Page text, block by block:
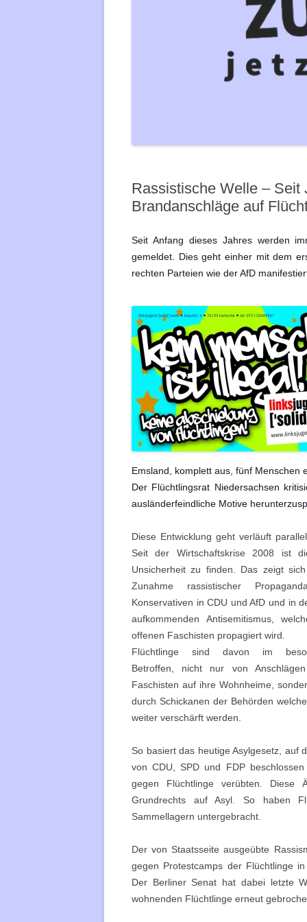
REMS-
ULM
KITA
Rassistische Welle – Seit
Brandanschläge auf
Seit Anfang dieses Jahres werden
gemeldet. Dies geht einher mit dem
rechten Parteien wie der AfD
Emsland, komplett aus, fünf Menschen
Der Flüchtlingsrat Niedersachsen
ausländerfeindliche Motive
Diese Entwicklung geht verläuft
Seit der Wirtschaftskrise 2008 ist
Unsicherheit zu finden. Das zeigt
Zunahme rassistischer
Konservativen in CDU und AfD und in
aufkommenden Antisemitismus,
offenen Faschisten propagiert wird.
Flüchtlinge sind davon im
Betroffen, nicht nur von
Faschisten auf ihre Wohnheime,
durch Schickanen der Behörden
weiter verschärft werden.
So basiert das heutige Asylgesetz, auf
von CDU, SPD und FDP
gegen Flüchtlinge verübten. Diese
Grundrechts auf Asyl. So haben
Sammellagern untergebracht.
Der von Staatsseite ausgeübte
gegen Protestcamps der Flüchtlinge
Der Berliner Senat hat dabei letzte
wohnenden Flüchtlinge erneut